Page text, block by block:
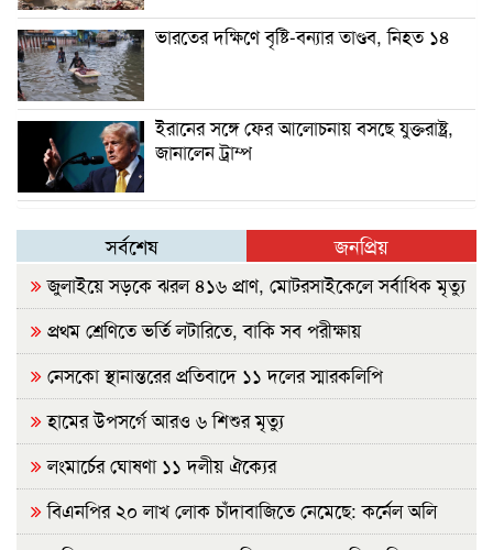
ভারতের দক্ষিণে বৃষ্টি-বন্যার তাণ্ডব, নিহত ১৪
ইরানের সঙ্গে ফের আলোচনায় বসছে যুক্তরাষ্ট্র,
জানালেন ট্রাম্প
সর্বশেষ জনপ্রিয়
জুলাইয়ে সড়কে ঝরল ৪১৬ প্রাণ, মোটরসাইকেলে সর্বাধিক মৃত্যু
প্রথম শ্রেণিতে ভর্তি লটারিতে, বাকি সব পরীক্ষায়
নেসকো স্থানান্তরের প্রতিবাদে ১১ দলের স্মারকলিপি
হামের উপসর্গে আরও ৬ শিশুর মৃত্যু
লংমার্চের ঘোষণা ১১ দলীয় ঐক্যের
বিএনপির ২০ লাখ লোক চাঁদাবাজিতে নেমেছে: কর্নেল অলি